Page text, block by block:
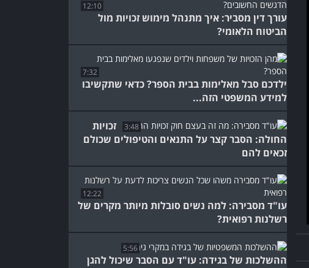
12:10
עורך דין מסביר: איך מתנהל מימוש זכויות מול
הביטוח הלאומי?
7:32
ילדכם סבל מאלימות בבית הספר? כדאי שתקשיבו
למידע המשפטי הזה...
3:48
זכויות
החולה: הסבר קצר על התנאים והטיפולים שכולם
זכאים להם
12:22
עו"ד מסבירה: למה נשים סובלות מיותר מקרים של
רשלנות רפואית?
5:56
ההשלכות של בגידה: עו"ד עם הסבר שיכול להגן